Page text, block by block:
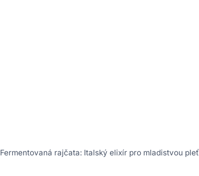
Fermentovaná rajčata: Italský elixír pro mladistvou pleť